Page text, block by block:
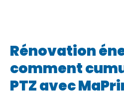
Rénovation
comment
PTZ avec